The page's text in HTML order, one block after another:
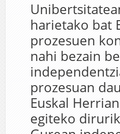
harietako bat
prozesuen
nahi bezain
prozesuan
Euskal
egiteko